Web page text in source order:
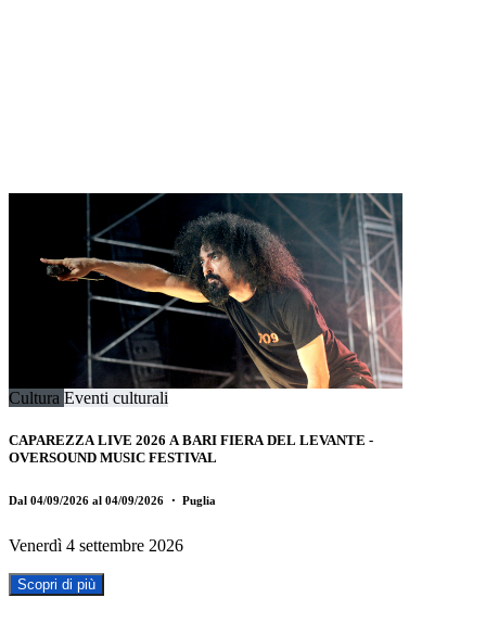
Cultura Eventi culturali
CAPAREZZA LIVE 2026 A BARI FIERA DEL LEVANTE -
OVERSOUND MUSIC FESTIVAL
Dal 04/09/2026 al 04/09/2026 ・ Puglia
Venerdì 4 settembre 2026
Scopri di più